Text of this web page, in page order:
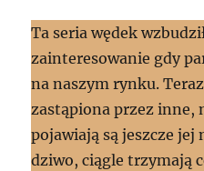
Ta seria wędek
zainteresowanie gdy
na naszym rynku.
zastąpiona przez
pojawiają są jeszcze
dziwo, ciągle trzymają